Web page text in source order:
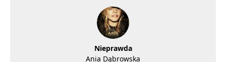
Nieprawda
Ania Dąbrowska